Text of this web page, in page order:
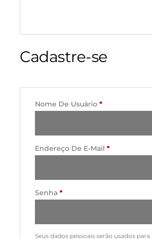
Cadastre-se
Nome De Usuário *
Endereço De E-Mail *
Senha *
Seus dados pessoais serão usados